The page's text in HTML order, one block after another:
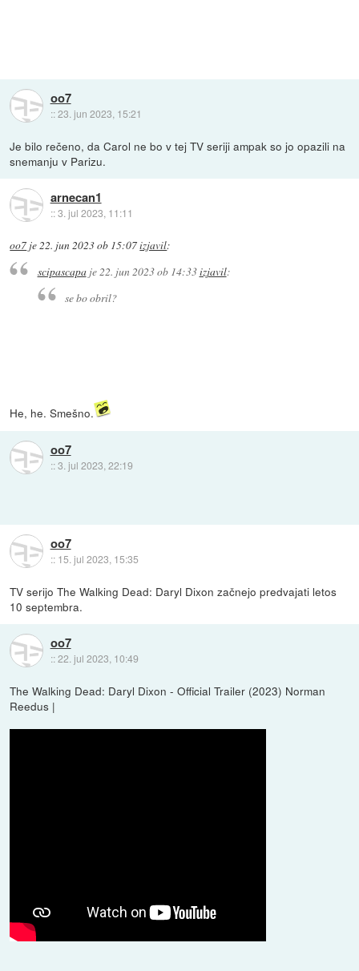
oo7
::23. jun 2023, 15:21
Je bilo rečeno, da Carol ne bo v tej TV seriji ampak so jo opazili na
snemanju v Parizu.
arnecan1
::3. jul 2023, 11:11
oo7 je22. jun 2023 ob 15:07izjavil:
scipascapaje22. jun 2023 ob 14:33izjavil:
se bo obril?
He, he. Smešno.
oo7
::3. jul 2023, 22:19
oo7
:: 15. jul 2023, 15:35
TV serijo The Walking Dead: Daryl Dixon začnejo predvajati letos
10 septembra.
oo7
::22. jul 2023, 10:49
The Walking Dead: Daryl Dixon - Official Trailer (2023) Norman
Reedus |